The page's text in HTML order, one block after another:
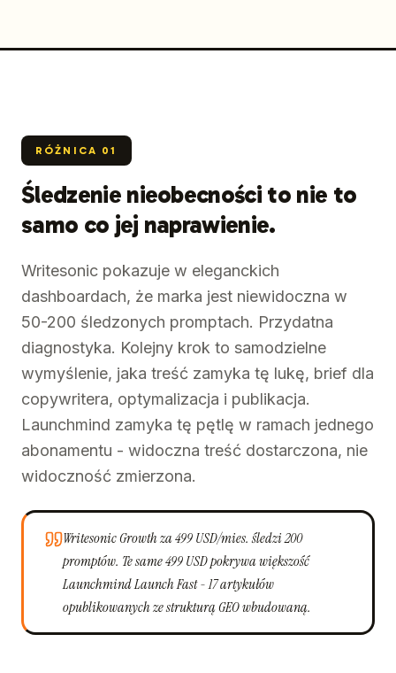
RÓŻNICA 01
Śledzenie nieobecności to nie to
samo co jej naprawienie.
Writesonic pokazuje w eleganckich
dashboardach, że marka jest niewidoczna w
50-200 śledzonych promptach. Przydatna
diagnostyka. Kolejny krok to samodzielne
wymyślenie, jaka treść zamyka tę lukę, brief dla
copywritera, optymalizacja i publikacja.
Launchmind zamyka tę pętlę w ramach jednego
abonamentu - widoczna treść dostarczona, nie
widoczność zmierzona.
Writesonic Growth za 499 USD/mies. śledzi 200
promptów. Te same 499 USD pokrywa większość
Launchmind Launch Fast - 17 artykułów
opublikowanych ze strukturą GEO wbudowaną.